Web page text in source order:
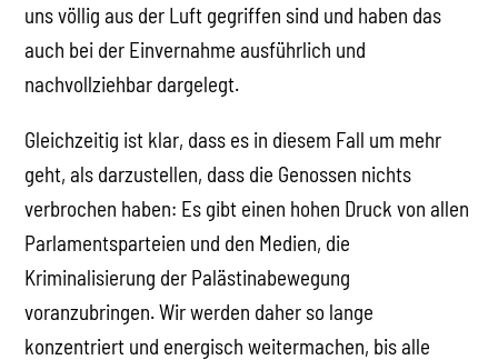
uns völlig aus der Luft gegriffen sind und haben das
auch bei der Einvernahme ausführlich und
nachvollziehbar dargelegt.
Gleichzeitig ist klar, dass es in diesem Fall um mehr
geht, als darzustellen, dass die Genossen nichts
verbrochen haben: Es gibt einen hohen Druck von allen
Parlamentsparteien und den Medien, die
Kriminalisierung der Palästinabewegung
voranzubringen. Wir werden daher so lange
konzentriert und energisch weitermachen, bis alle